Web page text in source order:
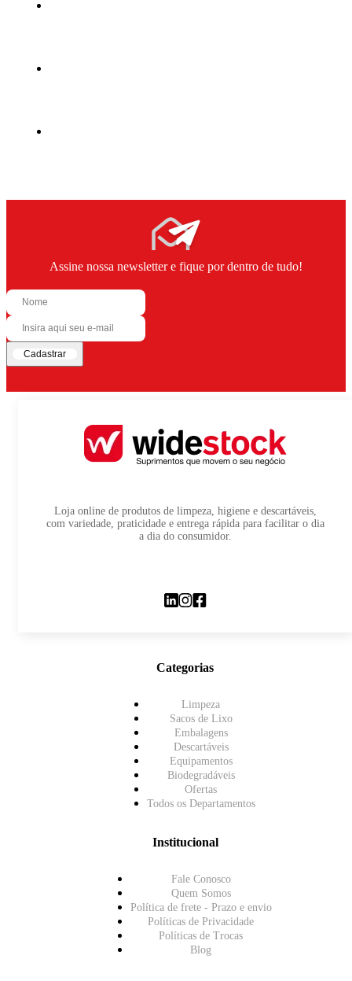
Assine nossa newsletter e fique por dentro de tudo!
Cadastrar
Loja online de produtos de limpeza, higiene e descartáveis,
com variedade, praticidade e entrega rápida para facilitar o dia
a dia do consumidor.
Categorias
Limpeza
Sacos de Lixo
Embalagens
Descartáveis
Equipamentos
Biodegradáveis
Ofertas
Todos os Departamentos
Institucional
Fale Conosco
Quem Somos
Política de frete - Prazo e envio
Políticas de Privacidade
Políticas de Trocas
Blog